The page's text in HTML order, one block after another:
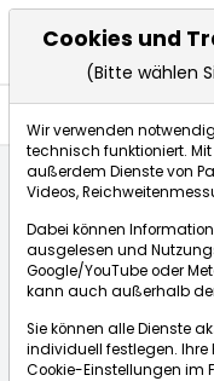
OTS: Neue
dpa-AFX
ÜBERSICHT DPA-
Cookies und
(Bitte wählen
Wir verwenden
technisch funktioniert.
außerdem Dienste von
Videos,
Dabei können
ausgelesen und
Google/YouTube oder
kann auch außerhalb
Sie können alle Dienste
individuell festlegen. Ihre
Cookie-Einstellungen im